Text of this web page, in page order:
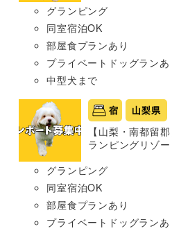
グランピング
同室宿泊OK
部屋食プランあり
プライベートドッグランあ
中型犬まで
宿 山梨県
【山梨・南都留
ランピングリゾー
グランピング
同室宿泊OK
部屋食プランあり
プライベートドッグランあ